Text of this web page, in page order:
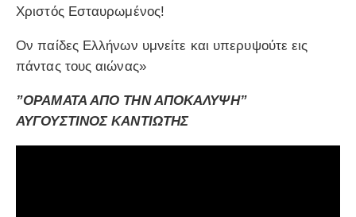
Χριστός Εσταυρωμένος!
Ον παίδες Ελλήνων υμνείτε και υπερυψούτε εις
πάντας τους αιώνας»
”ΟΡΑΜΑΤΑ ΑΠΟ ΤΗΝ ΑΠΟΚΑΛΥΨΗ”
ΑΥΓΟΥΣΤΙΝΟΣ ΚΑΝΤΙΩΤΗΣ